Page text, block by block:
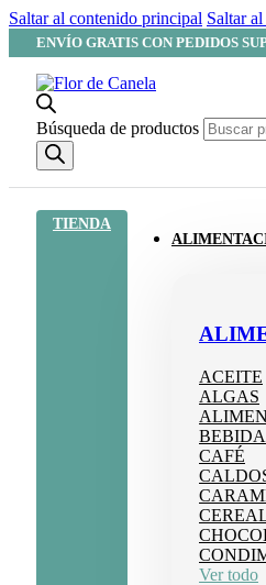
Saltar al contenido principal Saltar
ENVÍO GRATIS CON PEDIDOS
Búsqueda de productos
TIENDA
ACEITE
ALGAS
CAFÉ
Ver todo